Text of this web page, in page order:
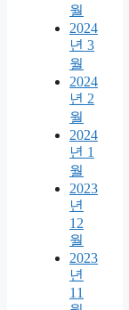
월
2024
년 3
월
2024
년 2
월
2024
년 1
월
2023
년
12
월
2023
년
11